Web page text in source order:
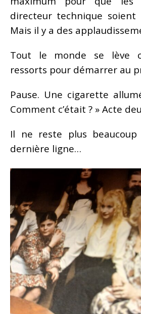
directeur technique soient
Mais il y a des
Tout le monde se lève
ressorts pour démarrer au
Pause. Une cigarette
Comment c’était ? » Acte
Il ne reste plus
dernière ligne…